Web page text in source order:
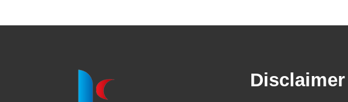
Disclaimer